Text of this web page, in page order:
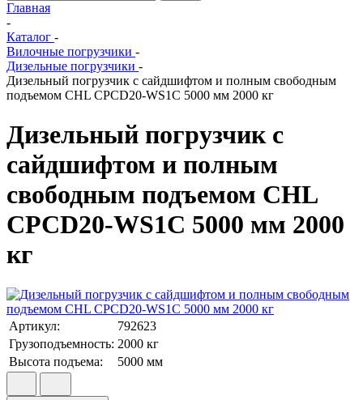
Главная
-
Каталог -
Вилочные погрузчики -
Дизельные погрузчики -
Дизельный погрузчик с сайдшифтом и полным свободным
подъемом CHL CPCD20-WS1C 5000 мм 2000 кг
Дизельный погрузчик с
сайдшифтом и полным
свободным подъемом CHL
CPCD20-WS1C 5000 мм 2000
кг
Артикул:
792623
Грузоподъемность: 2000 кг
Высота подъема:
5000 мм